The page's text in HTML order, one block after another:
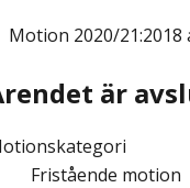
Motion 2020/21:2018
är
Fristående motion